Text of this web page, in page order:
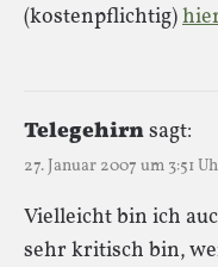
(kostenpflichtig)
Telegehirnsagt:
27. Januar 2007 um 3:51
Vielleicht bin ich
sehr kritisch bin,